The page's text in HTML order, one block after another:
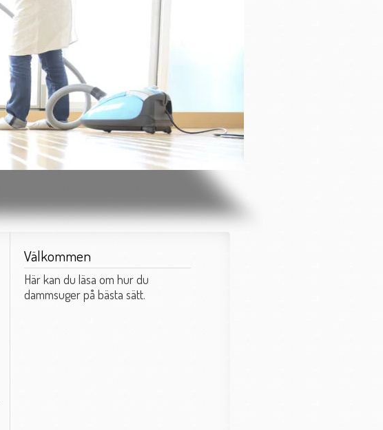
Välkommen
Här kan du läsa om hur du
dammsuger på bästa sätt.